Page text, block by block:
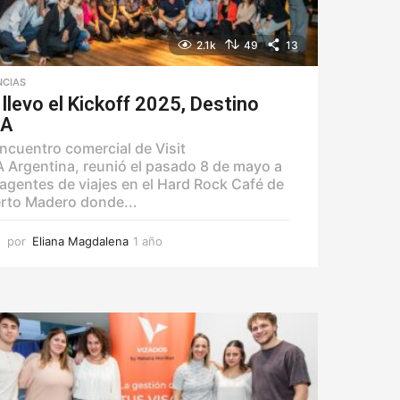
2.1k 49 13
llevo el Kickoff 2025, Destino
comercial de Visit
Argentina, reunió el pasado 8 de mayo a
de viajes en el Hard Rock Café de
Madero donde...
por Eliana Magdalena 1 año